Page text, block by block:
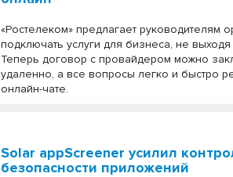
«Ростелеком» предлагает руководителям
подключать услуги для бизнеса, не
Теперь договор с провайдером можно
удаленно, а все вопросы легко и быстро
онлайн-чате.
Solar appScreener усилил
безопасности приложений